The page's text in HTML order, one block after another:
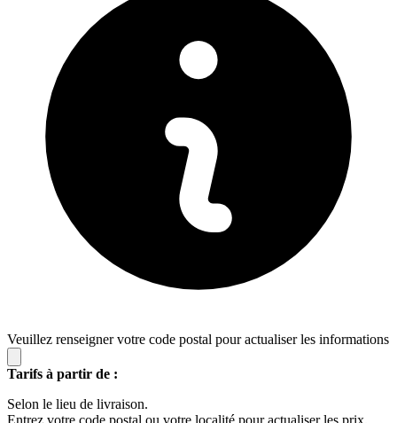
Veuillez renseigner votre code postal pour actualiser les informations
Tarifs à partir de :
Selon le lieu de livraison.
Entrez votre code postal ou votre localité pour actualiser les prix.